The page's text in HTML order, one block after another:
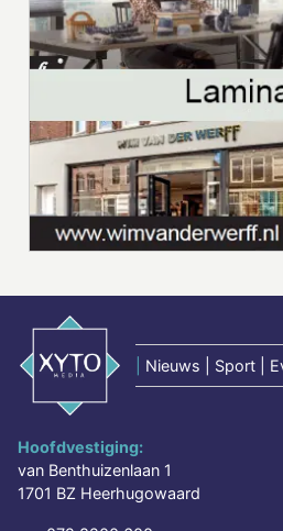
Nieuws | Sport |
Hoofdvestiging:
van Benthuizenlaan 1
1701 BZ Heerhugowaard